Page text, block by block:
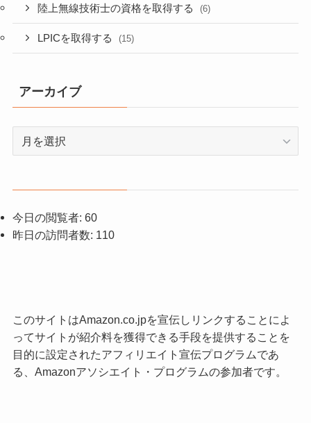
陸上無線技術士の資格を取得する (6)
LPICを取得する (15)
アーカイブ
今日の閲覧者: 60
昨日の訪問者数: 110
このサイトはAmazon.co.jpを宣伝しリンクすることによ
ってサイトが紹介料を獲得できる手段を提供することを
目的に設定されたアフィリエイト宣伝プログラムであ
る、Amazonアソシエイト・プログラムの参加者です。